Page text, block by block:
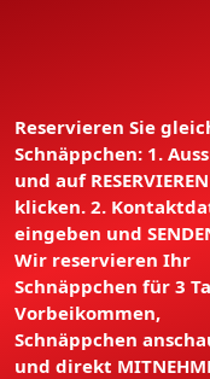
Reservieren Sie
Schnäppchen: 1.
und auf RESERVIEREN
klicken. 2.
eingeben und
Wir reservieren Ihr
Schnäppchen für 3
Vorbeikommen,
Schnäppchen
und direkt